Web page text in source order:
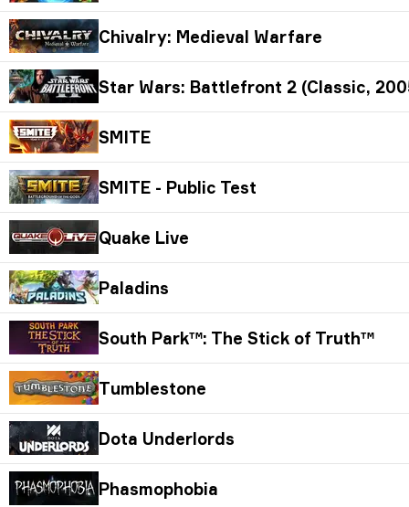
Chivalry: Medieval Warfare
Star Wars: Battlefront 2 (Classic,
SMITE
SMITE - Public Test
Quake Live
Paladins
South Park™: The Stick of Truth™
Tumblestone
Dota Underlords
Phasmophobia